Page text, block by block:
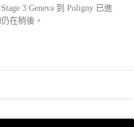
3 Geneva 到 Poligny 已進
在稍後。